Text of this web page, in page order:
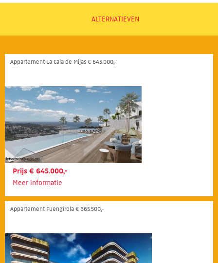
ALTERNATIEVEN
Appartement La Cala de Mijas € 645.000,-
Prijs € 645.000,-
Meer informatie
Appartement Fuengirola € 665.500,-